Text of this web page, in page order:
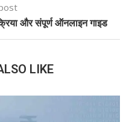
और संपूर्ण ऑनलाइन गाइड
LIKE